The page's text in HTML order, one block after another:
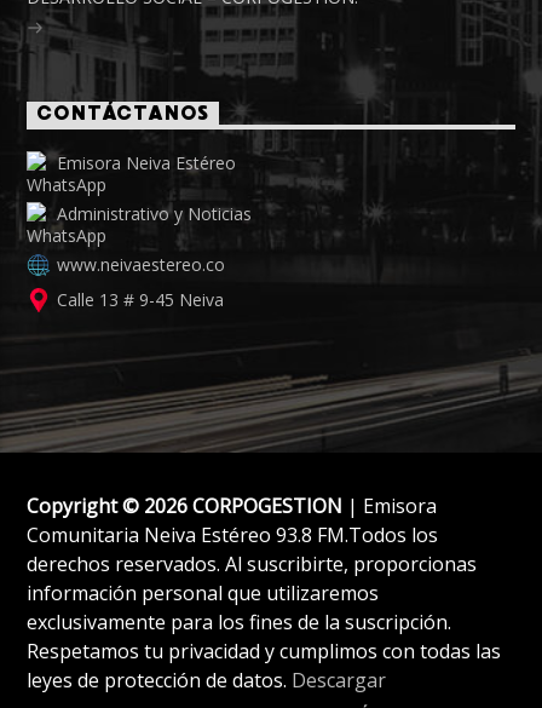
CONTÁCTANOS
Emisora Neiva Estéreo
Administrativo y Noticias
www.neivaestereo.co
Calle 13 # 9-45 Neiva
Copyright © 2026 CORPOGESTION | Emisora
Comunitaria Neiva Estéreo 93.8 FM.Todos los
derechos reservados. Al suscribirte, proporcionas
información personal que utilizaremos
exclusivamente para los fines de la suscripción.
Respetamos tu privacidad y cumplimos con todas las
leyes de protección de datos. Descargar